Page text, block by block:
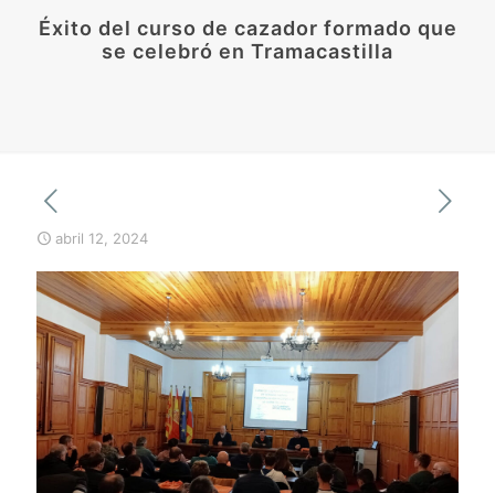
Éxito del curso de cazador formado que
se celebró en Tramacastilla
abril 12, 2024